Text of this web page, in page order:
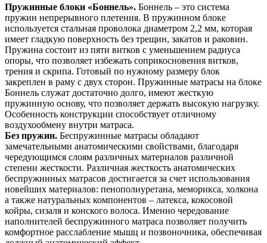
Пружинные блоки «Боннель». Боннель – это система
пружин непрерывного плетения. В пружинном блоке
используется стальная проволока диаметром 2,2 мм, которая
имеет гладкую поверхность без трещин, закатов и раковин.
Пружина состоит из пяти витков с уменьшением радиуса
опоры, что позволяет избежать соприкосновения витков,
трения и скрипа. Готовый по нужному размеру блок
закреплен в раму с двух сторон. Пружинные матрасы на блоке
Боннель служат достаточно долго, имеют жесткую
пружинную основу, что позволяет держать высокую нагрузку.
Особенность конструкции способствует отличному
воздухообмену внутри матраса.
Без пружин. Беспружинные матрасы обладают
замечательными анатомическими свойствами, благодаря
чередующимся слоям различных материалов различной
степени жесткости. Различная жесткость анатомических
беспружинных матрасов достигается за счет использования
новейших материалов: пенополиуретана, меморикса, холкона
а также натуральных компонентов – латекса, кокосовой
койры, сизаля и конского волоса. Именно чередование
наполнителей беспружинного матраса позволяет получить
комфортное расслабление мышц и позвоночника, обеспечивая